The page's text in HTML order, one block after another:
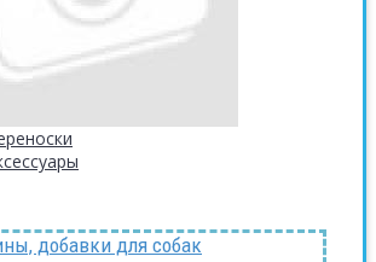
добавки для собак